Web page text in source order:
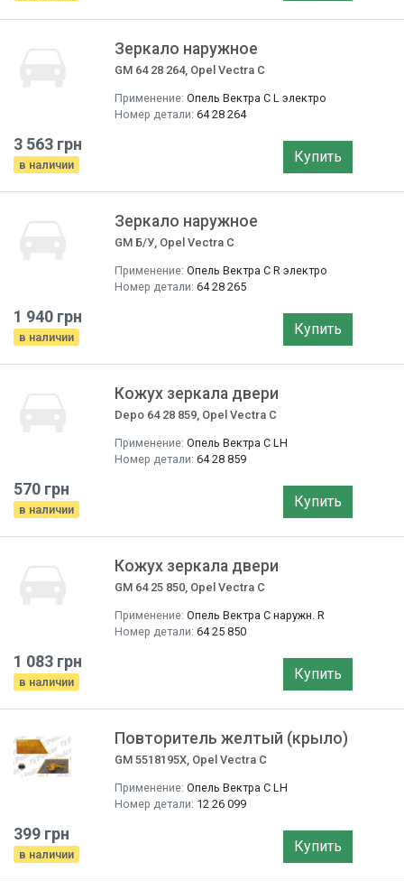
Зеркало наружное
GM 64 28 264, Opel Vectra C
Применение: Опель Вектра C L электро
Номер детали: 64 28 264
3 563 грн
в наличии Купить
Зеркало наружное
GM Б/У, Opel Vectra C
Применение: Опель Вектра C R электро
Номер детали: 64 28 265
1 940 грн
в наличии Купить
Кожух зеркала двери
Depo 64 28 859, Opel Vectra C
Применение: Опель Вектра C LH
Номер детали: 64 28 859
570 грн
в наличии Купить
Кожух зеркала двери
GM 64 25 850, Opel Vectra C
Применение: Опель Вектра C наружн. R
Номер детали: 64 25 850
1 083 грн
в наличии Купить
Повторитель желтый (крыло)
GM 5518195X, Opel Vectra C
Применение: Опель Вектра C LH
Номер детали: 12 26 099
399 грн
в наличии Купить